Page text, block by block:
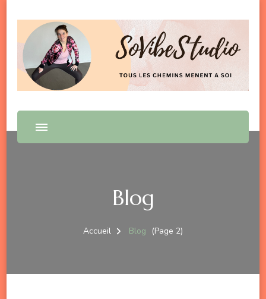
SoVibeS'tudio
Tous les chemins mènent à soi
Blog
Accueil Blog (Page 2)